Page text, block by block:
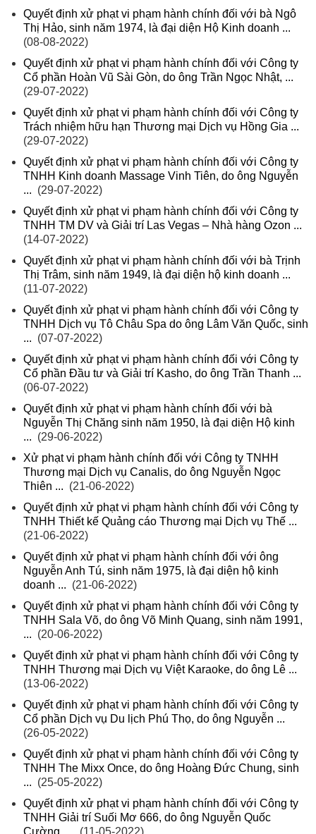
Quyết định xử phạt vi phạm hành chính đối với bà Ngô
Thị Hảo, sinh năm 1974, là đại diện Hộ Kinh doanh ...
(08-08-2022)
Quyết định xử phạt vi phạm hành chính đối với Công ty
Cổ phần Hoàn Vũ Sài Gòn, do ông Trần Ngọc Nhật, ...
(29-07-2022)
Quyết định xử phạt vi phạm hành chính đối với Công ty
Trách nhiệm hữu hạn Thương mại Dịch vụ Hồng Gia ...
(29-07-2022)
Quyết định xử phạt vi phạm hành chính đối với Công ty
TNHH Kinh doanh Massage Vinh Tiên, do ông Nguyễn
... (29-07-2022)
Quyết định xử phạt vi phạm hành chính đối với Công ty
TNHH TM DV và Giải trí Las Vegas – Nhà hàng Ozon ...
(14-07-2022)
Quyết định xử phạt vi phạm hành chính đối với bà Trịnh
Thị Trâm, sinh năm 1949, là đại diện hộ kinh doanh ...
(11-07-2022)
Quyết định xử phạt vi phạm hành chính đối với Công ty
TNHH Dịch vụ Tô Châu Spa do ông Lâm Văn Quốc, sinh
... (07-07-2022)
Quyết định xử phạt vi phạm hành chính đối với Công ty
Cổ phần Đầu tư và Giải trí Kasho, do ông Trần Thanh ...
(06-07-2022)
Quyết định xử phạt vi phạm hành chính đối với bà
Nguyễn Thị Chăng sinh năm 1950, là đại diện Hộ kinh
... (29-06-2022)
Xử phạt vi phạm hành chính đối với Công ty TNHH
Thương mại Dịch vụ Canalis, do ông Nguyễn Ngọc
Thiên ... (21-06-2022)
Quyết định xử phạt vi phạm hành chính đối với Công ty
TNHH Thiết kế Quảng cáo Thương mại Dịch vụ Thế ...
(21-06-2022)
Quyết định xử phạt vi phạm hành chính đối với ông
Nguyễn Anh Tú, sinh năm 1975, là đại diện hộ kinh
doanh ... (21-06-2022)
Quyết định xử phạt vi phạm hành chính đối với Công ty
TNHH Sala Võ, do ông Võ Minh Quang, sinh năm 1991,
... (20-06-2022)
Quyết định xử phạt vi phạm hành chính đối với Công ty
TNHH Thương mại Dịch vụ Việt Karaoke, do ông Lê ...
(13-06-2022)
Quyết định xử phạt vi phạm hành chính đối với Công ty
Cổ phần Dịch vụ Du lịch Phú Thọ, do ông Nguyễn ...
(26-05-2022)
Quyết định xử phạt vi phạm hành chính đối với Công ty
TNHH The Mixx Once, do ông Hoàng Đức Chung, sinh
... (25-05-2022)
Quyết định xử phạt vi phạm hành chính đối với Công ty
TNHH Giải trí Suối Mơ 666, do ông Nguyễn Quốc
Cường, ...
(11-05-2022)